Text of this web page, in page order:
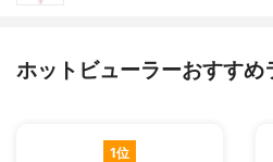
ホットビューラーおすすめ
1位